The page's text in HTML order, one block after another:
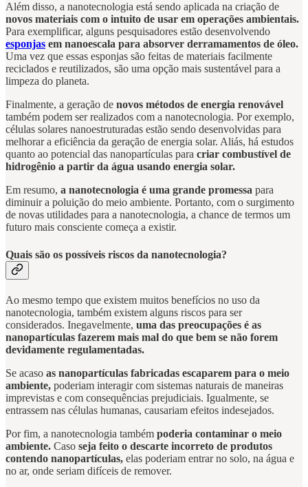
Além disso, a nanotecnologia está sendo aplicada na criação de
novos materiais com o intuito de usar em operações ambientais.
Para exemplificar, alguns pesquisadores estão desenvolvendo
esponjas em nanoescala para absorver derramamentos de óleo.
Uma vez que essas esponjas são feitas de materiais facilmente
reciclados e reutilizados, são uma opção mais sustentável para a
limpeza do planeta.
Finalmente, a geração de novos métodos de energia renovável
também podem ser realizados com a nanotecnologia. Por exemplo,
células solares nanoestruturadas estão sendo desenvolvidas para
melhorar a eficiência da geração de energia solar. Aliás, há estudos
quanto ao potencial das nanopartículas para criar combustível de
hidrogênio a partir da água usando energia solar.
Em resumo, a nanotecnologia é uma grande promessa para
diminuir a poluição do meio ambiente. Portanto, com o surgimento
de novas utilidades para a nanotecnologia, a chance de termos um
futuro mais consciente começa a existir.
Quais são os possíveis riscos da nanotecnologia?
Ao mesmo tempo que existem muitos benefícios no uso da
nanotecnologia, também existem alguns riscos para ser
considerados. Inegavelmente, uma das preocupações é as
nanopartículas fazerem mais mal do que bem se não forem
devidamente regulamentadas.
Se acaso as nanopartículas fabricadas escaparem para o meio
ambiente, poderiam interagir com sistemas naturais de maneiras
imprevistas e com consequências prejudiciais. Igualmente, se
entrassem nas células humanas, causariam efeitos indesejados.
Por fim, a nanotecnologia também poderia contaminar o meio
ambiente. Caso seja feito o descarte incorreto de produtos
contendo nanopartículas, elas poderiam entrar no solo, na água e
no ar, onde seriam difíceis de remover.